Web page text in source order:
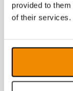
provided to
of their services.
2011
2008